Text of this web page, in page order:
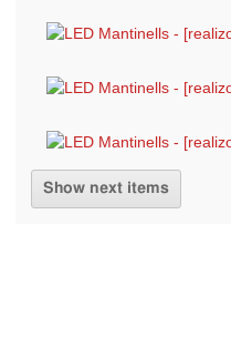
Show next items